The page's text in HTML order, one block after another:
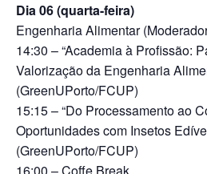
Dia 06 (quarta-feira)
Engenharia Alimentar
14:30 – “Academia à Profissão:
Valorização da Engenharia
(GreenUPorto/FCUP)
15:15 – “Do Processamento ao
Oportunidades com Insetos
(GreenUPorto/FCUP)